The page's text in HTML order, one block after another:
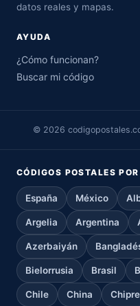
datos reales y mapas.
AYUDA
¿Cómo funcionan?
Buscar mi código
© 2026
CÓDIGOS POSTALES
España México
Argelia Argentina
Azerbaiyán
Bielorrusia Brasil
Chile China Chipre